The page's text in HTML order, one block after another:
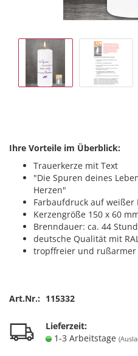
Ihre Vorteile im Überblick:
Trauerkerze mit Text
"Die Spuren deines
Herzen"
Farbaufdruck auf weißer
Kerzengröße 150 x 60
Brenndauer: ca. 44
deutsche Qualität mit
tropffreier und rußarmer
Art.Nr.: 115332
Lieferzeit:
1-3 Arbeitstage